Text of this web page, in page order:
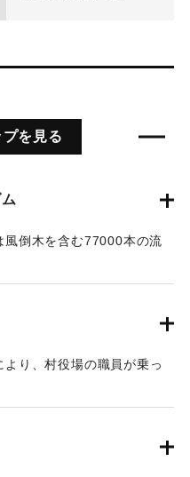
プを見る
風倒木を含む77000本の流
り、村役場の職員が乗っ